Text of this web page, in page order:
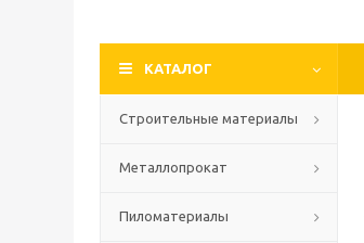
КАТАЛОГ
Строительные материалы
Металлопрокат
Пиломатериалы